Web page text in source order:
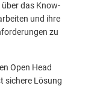
das Know-
und ihre
zu
Open Head
sichere Lösung